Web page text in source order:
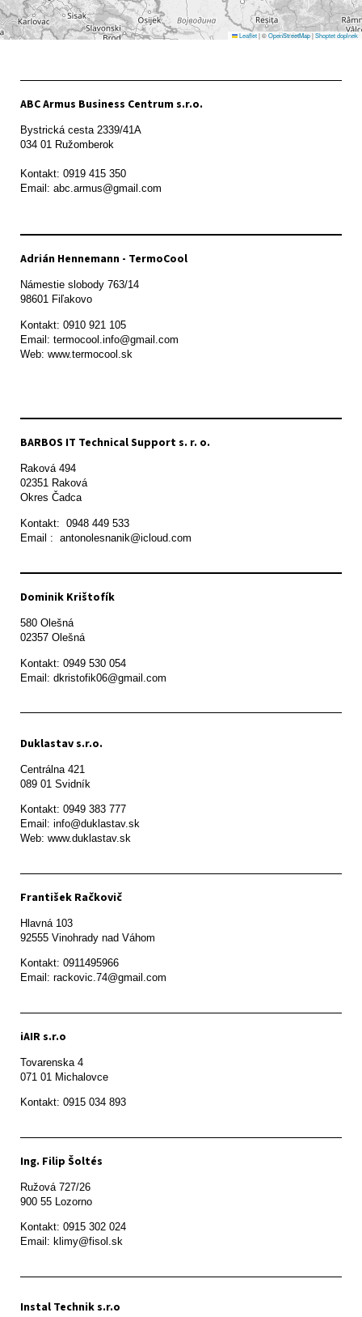
Leaflet|©OpenStreetMap|Shoptet doplnek
ABC Armus Business Centrum s.r.o.
Bystrická cesta 2339/41A
034 01 Ružomberok
Kontakt: 0919 415 350
Adrián Hennemann - TermoCool
Námestie slobody 763/14
98601 Fiľakovo
Kontakt: 0910 921 105
Email: termocool.info@gmail.com
Web: www.termocool.sk
BARBOS IT Technical Support s. r. o.
Raková 494
02351 Raková
Okres Čadca
Kontakt:  0948 449 533
Email :  antonolesnanik@icloud.com
Dominik Krištofík
580 Olešná
Kontakt: 0949 530 054
Email: dkristofik06@gmail.com
Duklastav s.r.o.
Centrálna 421
089 01 Svidník
Kontakt: 0949 383 777
Email: info@duklastav.sk
Web: www.duklastav.sk
František Račkovič
Hlavná 103
92555 Vinohrady nad Váhom
Kontakt: 0911495966
Email: rackovic.74@gmail.com
iAIR s.r.o
Tovarenska 4
071 01 Michalovce
Ing. Filip Šoltés
Ružová 727/26
900 55 Lozorno
Kontakt: 0915 302 024
Email: klimy@fisol.sk
Instal Technik s.r.o